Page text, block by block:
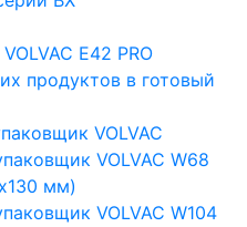
E42 PRO
продуктов в готовый
VOLVAC
VOLVAC W68
мм)
VOLVAC W104